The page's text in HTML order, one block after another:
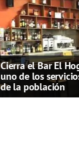
Cierra el Bar El
uno de los
de la población